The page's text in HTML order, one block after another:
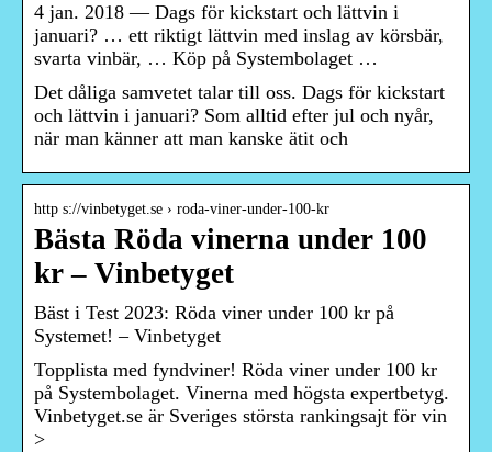
4 jan. 2018 — Dags för kickstart och lättvin i
januari? … ett riktigt lättvin med inslag av körsbär,
svarta vinbär, … Köp på Systembolaget …
Det dåliga samvetet talar till oss. Dags för kickstart
och lättvin i januari? Som alltid efter jul och nyår,
när man känner att man kanske ätit och
http s://vinbetyget.se › roda-viner-under-100-kr
Bästa Röda vinerna under 100
kr – Vinbetyget
Bäst i Test 2023: Röda viner under 100 kr på
Systemet! – Vinbetyget
Topplista med fyndviner! Röda viner under 100 kr
på Systembolaget. Vinerna med högsta expertbetyg.
Vinbetyget.se är Sveriges största rankingsajt för vin
>